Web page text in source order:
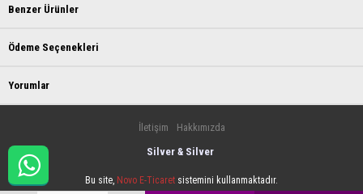
Benzer Ürünler
Ödeme Seçenekleri
Yorumlar
İletişim
Hakkımızda
Silver & Silver
Bu site, Novo E-Ticaret sistemini kullanmaktadır.